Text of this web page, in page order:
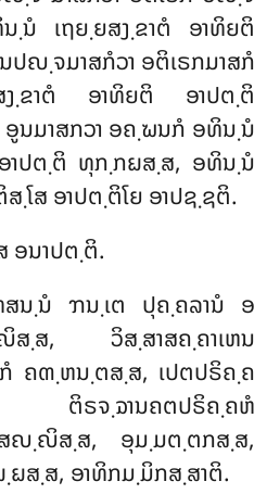
ນໍ ເຖຍ຺ຍສງ຺ຂາຕໍ ອາທິຍຕິ
ຎ຺ຈມາສກໍວາ ອຕິເຣກມາສກໍ
ຂາຕໍ ອາທິຍຕິ ອາປຕ຺ຕິ
ນມາສກວາ ອຄ຺ຆນກໍ ອທິນ຺ນໍ
ອາປຕ຺ຕິ ທຸກ຺ກຏສ຺ສ, ອທິນ຺ນໍ
ໂສ ອາປຕ຺ຕິໂຍ ອາປຊ຺ຊຕິ.
ອນາປຕ຺ຕິ.
ນໍ ຠນ຺ເຕ ປຸຄ຺ຄລານໍ ອ
ສ, ວິສ຺ສາສຄ຺ຄາເຫນ
ຄຓ຺ຫນ຺ຕສ຺ສ, ເປຕປຣິຄ຺ຄ
ຈ຺ຉານຄຕປຣິຄ຺ຄຫໍ
ຎ຺ຎິສ຺ສ, ອຸມ຺ມຕ຺ຕກສ຺ສ,
ສ຺ສ, ອາທິກມ຺ມິກສ຺ສາຕິ.